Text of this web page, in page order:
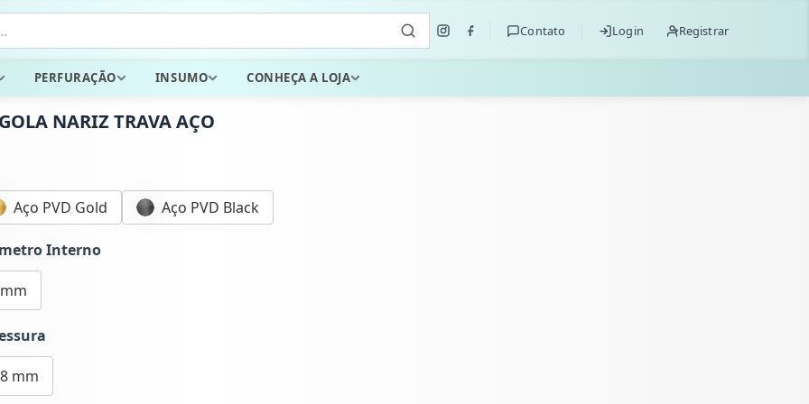
Contato Login Registrar
PERFURAÇÃO INSUMO CONHEÇA A LOJA
NARIZ TRAVA AÇO
Aço PVD Gold
Aço PVD Black
Interno
mm